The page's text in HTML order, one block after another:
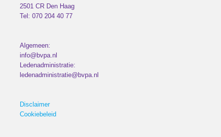
2501 CR Den Haag
Tel: 070 204 40 77
Algemeen:
info@bvpa.nl
Ledenadministratie:
ledenadministratie@bvpa.nl
Disclaimer
Cookiebeleid